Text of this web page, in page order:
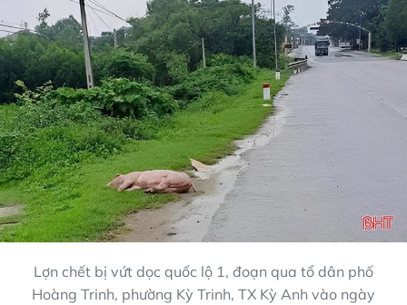
Lợn chết bị vứt dọc quốc lộ 1, đoạn qua tổ dân phố
Hoàng Trinh, phường Kỳ Trinh, TX Kỳ Anh vào ngày